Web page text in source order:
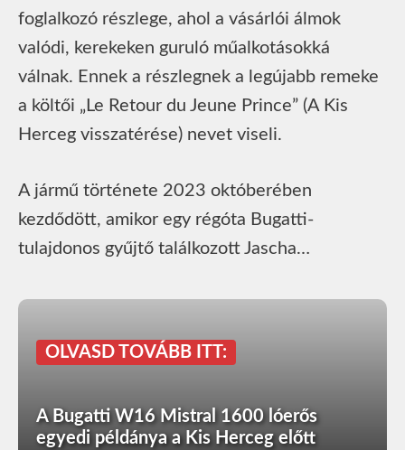
foglalkozó részlege, ahol a vásárlói álmok
valódi, kerekeken guruló műalkotásokká
válnak. Ennek a részlegnek a legújabb remeke
a költői „Le Retour du Jeune Prince” (A Kis
Herceg visszatérése) nevet viseli.
A jármű története 2023 októberében
kezdődött, amikor egy régóta Bugatti-
tulajdonos gyűjtő találkozott Jascha…
OLVASD TOVÁBB ITT:
A Bugatti W16 Mistral 1600 lóerős
egyedi példánya a Kis Herceg előtt